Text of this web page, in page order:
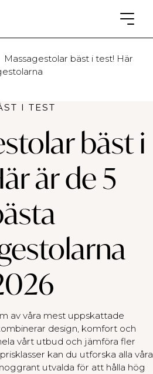
Massagestolar bäst i test! Här
I TEST
bäst i
är de 5
av våra mest uppskattade
design, komfort och
vårt utbud och jämföra fler
kan du utforska alla våra
utvalda för att hålla hög